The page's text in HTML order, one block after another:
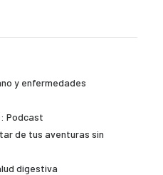
y enfermedades
Podcast
de tus aventuras sin
digestiva